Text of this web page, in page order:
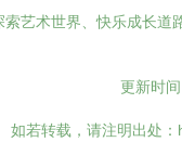
艺术世界、快乐成长道
更新时
如若转载，请注明出处